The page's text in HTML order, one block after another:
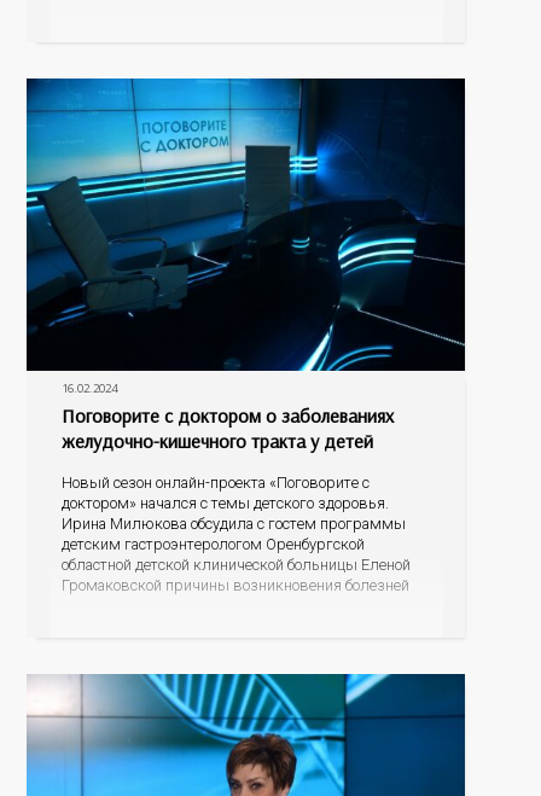
16.02.2024
Поговорите с доктором о заболеваниях
желудочно-кишечного тракта у детей
Новый сезон онлайн-проекта «Поговорите с
доктором» начался с темы детского здоровья.
Ирина Милюкова обсудила с гостем программы
детским гастроэнтерологом Оренбургской
областной детской клинической больницы Еленой
Громаковской причины возникновения болезней